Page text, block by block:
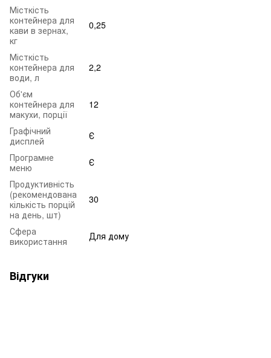
Місткість
контейнера для
кави в зернах,
кг
0,25
Місткість
контейнера для
води, л
2,2
Об'єм
контейнера для
макухи, порції
12
Графічний
дисплей
Є
Програмне
меню
Є
Продуктивність
(рекомендована
кількість порцій
на день, шт)
30
Сфера
використання
Для дому
Відгуки